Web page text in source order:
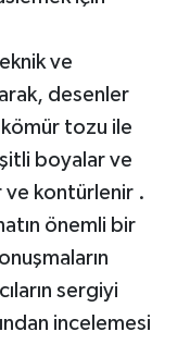
ve
desenler
tozu ile
boyalar ve
ve kontürlenir .
önemli bir
sergiyi
incelemesi